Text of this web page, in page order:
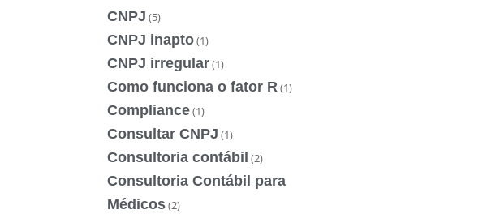
CNPJ (5)
CNPJ inapto(1)
CNPJ irregular(1)
Como funciona o fator R(1)
Compliance(1)
Consultar CNPJ (1)
Consultoria contábil (2)
Consultoria Contábil para
Médicos(2)